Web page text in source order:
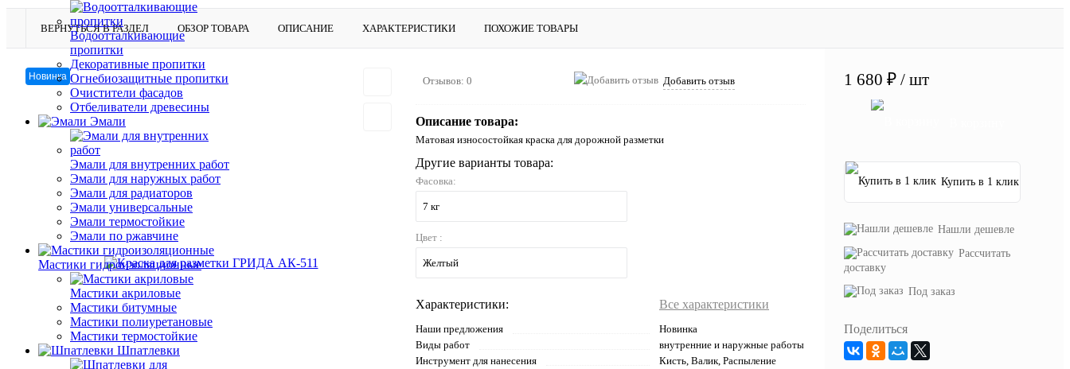
Водоотталкивающие
пропитки
Декоративные пропитки
Огнебиозащитные пропитки
Очистители фасадов
Отбеливатели древесины
Эмали
Эмали для внутренних работ
Эмали для наружных работ
Эмали для радиаторов
Эмали универсальные
Эмали термостойкие
Эмали по ржавчине
Мастики гидроизоляционные
Мастики акриловые
Мастики битумные
Мастики полиуретановые
Мастики термостойкие
Шпатлевки
ВЕРНУТЬСЯ В РАЗДЕЛ ОБЗОР ТОВАРА ОПИСАНИЕ ХАРАКТЕРИСТИКИ ПОХОЖИЕ ТОВАРЫ
Новинка Отзывов: 0 Добавить отзыв
Описание товара:
Матовая износостойкая краска для дорожной разметки
Другие варианты товара:
Фасовка:
7 кг
Цвет :
Желтый
Характеристики: Все характеристики
Наши предложения
Новинка
Виды работ
внутренние и наружные работы
Инструмент для нанесения
Кисть, Валик, Распыление
1 680 ₽ / шт
Купить в 1 клик
Нашли дешевле
Рассчитать
доставку
Под заказ
Поделиться